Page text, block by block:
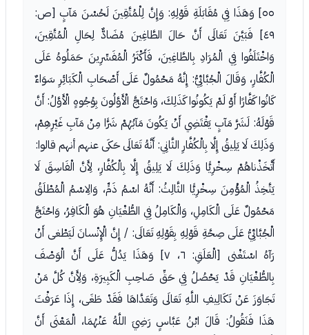
٥٥] وَهَذَا فِي مُقَابَلَةِ قَوْلِهِ: وَإِنَّ لِلْمُتَّقِينَ لَحُسْنَ مَآبٍ [ص:
٤٩] فَبَيَّنَ تَعَالَى أَنَّ حَالَ الطَّاغِينَ مُضَادٌّ لِحَالِ الْمُتَّقِينَ،
وَاخْتَلَفُوا فِي الْمُرَادِ بِالطَّاغِينَ، فَأَكْثَرُ الْمُفَسِّرِينَ حَمَلُوهُ عَلَى
الْكُفَّارِ، وَقَالَ الْجُبَّائِيُّ: إِنَّهُ مَحْمُولٌ عَلَى أَصْحَابِ الْكَبَائِرِ سَوَاءٌ
كَانُوا كَفَّارًا أَوْ لَمْ يَكُونُوا كَذَلِكَ، وَاحْتَجَّ الْأَوَّلُونَ بِوُجُوهٍ الْأَوَّلُ: أَنَّ
قَوْلَهُ: لَشَرَّ مَآبٍ يَقْتَضِي أَنْ يَكُونَ مَآبُهُمْ شَرًّا مِنْ مَآبِ غَيْرِهِمْ،
وَذَلِكَ لَا يَلِيقُ إِلَّا بِالْكُفَّارِ الثَّانِي: أَنَّهُ تَعَالَى حَكَى عنهم أنهم قالوا:
أَتَّخَذْناهُمْ سِخْرِيًّا وَذَلِكَ لَا يَلِيقُ إِلَّا بِالْكُفَّارِ، لِأَنَّ الْفَاسِقَ لَا
يَتَّخِذُ الْمُؤْمِنَ سِخْرِيًّا الثَّالِثُ: أَنَّهُ اسْمُ ذَمٍّ، وَالِاسْمُ الْمُطْلَقُ
مَحْمُولٌ عَلَى الْكَامِلِ، وَالْكَامِلُ فِي الطُّغْيَانِ هُوَ الْكَافِرُ، وَاحْتَجَّ
الْجُبَّائِيُّ عَلَى صِحَّةِ قَوْلِهِ بِقَوْلِهِ تَعَالَى: / إِنَّ الْإِنْسانَ لَيَطْغى أَنْ
رَآهُ اسْتَغْنى [الْعَلَقِ: ٦، ٧] وَهَذَا يَدُلُّ عَلَى أَنَّ الْوَصْفَ
بِالطُّغْيَانِ قَدْ يَحْصُلُ فِي حَقِّ صَاحِبِ الْكَبِيرَةِ، وَلِأَنَّ كُلَّ مَنْ
تَجَاوَزَ عَنْ تَكَالِيفِ اللَّهِ تَعَالَى وَتَعَدَّاهَا فَقَدْ طَغَى، إِذَا عَرَفْتَ
هَذَا فَنَقُولُ: قَالَ ابْنُ عَبَّاسٍ رَضِيَ اللَّهُ عَنْهُمَا، الْمَعْنَى أَنَّ